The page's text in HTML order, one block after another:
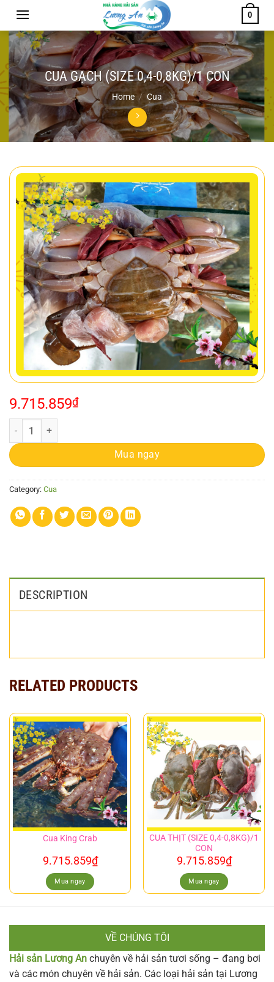
nội
dung
0
CUA GẠCH (SIZE 0,4-0,8KG)/1 CON
Home / Cua
9.715.859₫
CUA GẠCH (SIZE 0,4-0,8KG)/1 CON quantity
Mua ngay
Category: Cua
DESCRIPTION
RELATED PRODUCTS
Cua King Crab
9.715.859₫
Mua ngay
CUA THỊT (SIZE 0,4-0,8KG)/1
CON
9.715.859₫
Mua ngay
VỀ CHÚNG TÔI
Hải sản Lương An chuyên về hải sản tươi sống – đang bơi
và các món chuyên về hải sản. Các loại hải sản tại Lương